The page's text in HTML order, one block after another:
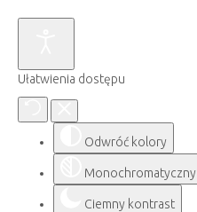
Ułatwienia dostępu
Odwróć kolory
Monochromatyczny
Ciemny kontrast